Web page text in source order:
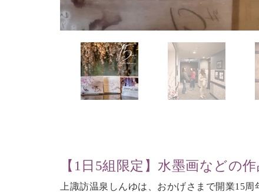
【1日5組限定】水墨画などの
上諏訪温泉しんゆは、おかげさまで開業15周